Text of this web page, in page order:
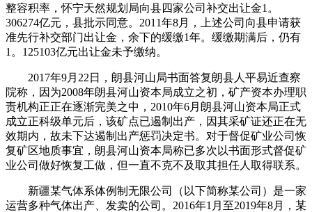
整容积率，怀宁天然规划局向县四家公司补交出让金1。
306274亿元，县批示同意。2011年8月，上述公司向县申请获
准先行补交部门出让金，余下的缓缴1年。缓缴期满后，仍有
1。125103亿元出让金未予缴纳。
2017年9月22日，朗县河山局书面答复朗县人平易近查察
院称，因为2008年朗县河山资本局成立之初，矿产资本办理职
责机构正正在逐渐完美之中，2010年6月朗县河山资本局正式
成立正科级单元后，该矿点已遏制出产，因其采矿证还正在无
效期内，故未下达遏制出产惩罚决定书。对于督促矿业公司恢
复矿区地质事宜，朗县河山资本局称已多次以书面形式督促矿
业公司做好恢复工做，但一直不克不及取其担任人取得联系。
新疆某气体系体例制无限公司（以下简称某公司）是一家
运营多种气体出产、发卖的公司。2016年1月至2019年8月，某